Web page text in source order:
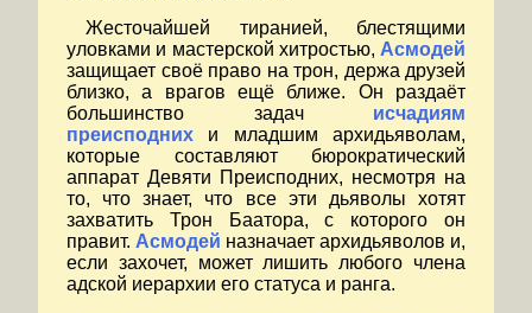
Жесточайшей тиранией, блестящими
уловками и мастерской хитростью, Асмодей
защищает своё право на трон, держа друзей
близко, а врагов ещё ближе. Он раздаёт
большинство задач исчадиям
преисподних и младшим архидьяволам,
которые составляют бюрократический
аппарат Девяти Преисподних, несмотря на
то, что знает, что все эти дьяволы хотят
захватить Трон Баатора, с которого он
правит. Асмодей назначает архидьяволов и,
если захочет, может лишить любого члена
адской иерархии его статуса и ранга.